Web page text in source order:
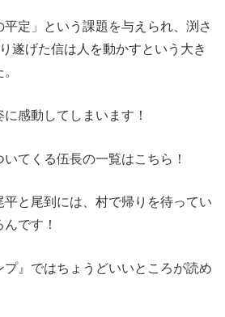
定」という課題を与えられ、渕さ
遂げた信は人を動かすという大き
感動してしまいます！
てくる伍長の一覧はこちら！
と尾到には、村で帰りを待ってい
です！
』ではちょうどいいところが読め